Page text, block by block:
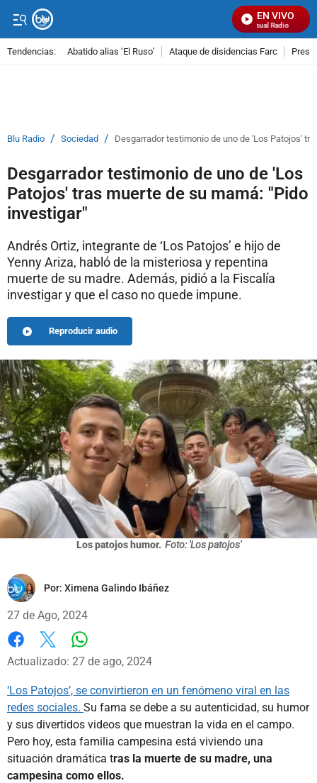
EN VIVO
Señal Visual Radio
Tendencias: Abatido alias ‘El Ruso’ Ataque de disidencias Farc
Blu Radio / Sociedad / Desgarrador testimonio de uno de 'Los Patojos'
Desgarrador testimonio de uno de 'Los
Patojos' tras muerte de su mamá: "Pido
investigar"
Andrés Ortiz, integrante de ‘Los Patojos’ e hijo de
Yenny Ariza, habló de la misteriosa y repentina
muerte de su madre. Además, pidió a la Fiscalía
investigar y que el caso no quede impune.
Reproducir audio
Los patojos humor. Foto: 'Los patojos'
Por: Ximena Galindo Ibáñez
27 de Ago, 2024
Facebook
X
Actualizado: 27 de ago, 2024
‘Los Patojos’, se convirtieron en un fenómeno viral en las
redes sociales. Su fama se debe a su autenticidad, su humor
y sus divertidos videos que muestran la vida en el campo.
Pero hoy, esta familia campesina está viviendo una
situación dramática tras la muerte de su madre, una
campesina como ellos.